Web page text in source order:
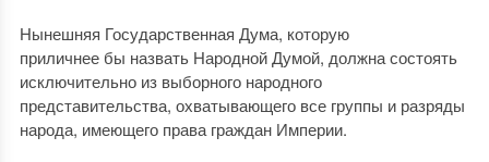
Нынешняя Государственная Дума, которую
приличнее бы назвать Народной Думой, должна состоять
исключительно из выборного народного
представительства, охватывающего все группы и разряды
народа, имеющего права граждан Империи.